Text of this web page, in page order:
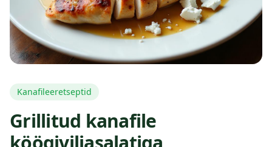
Kanafileeretseptid
Grillitud kanafile